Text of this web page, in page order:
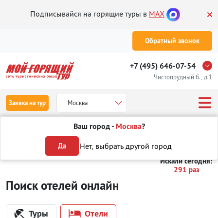
Подписывайся на горящие туры в MAX
Обратный звонок
+7 (495) 646-07-54
Чистопрудный б., д.1
Заявка на тур Москва
Ваш город - Москва?
Да Нет, выбрать другой город
Отели в Китае
Поиск отелей онлайн
Искали сегодня:
291 раз
Туры Отели